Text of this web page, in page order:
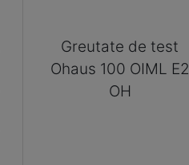
Greutate de test
Ohaus 100 OIML E2
OH